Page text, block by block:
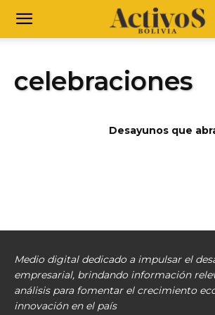
celebraciones
Desayunos que
Medio digital dedicado a impulsar el
empresarial, brindando información
análisis para fomentar el crecimiento
innovación en el país